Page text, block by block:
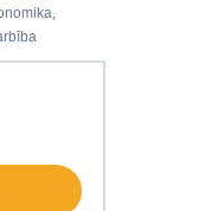
,